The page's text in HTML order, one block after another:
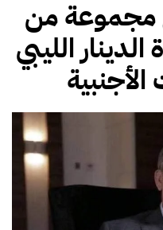
مجموعة من
الليبي